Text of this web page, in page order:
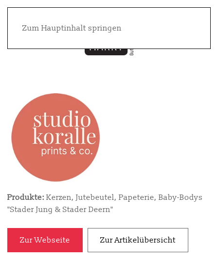
Zum Hauptinhalt springen
Produkte: Kerzen, Jutebeutel, Papeterie, Baby-Bodys
"Stader Jung & Stader Deern"
Zur Webseite Zur Artikelübersicht